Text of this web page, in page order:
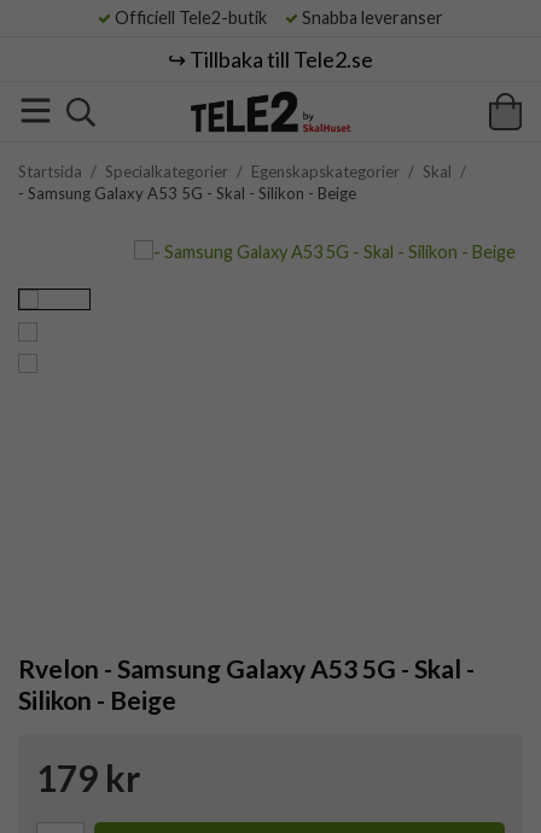
Officiell Tele2-butik Snabba leveranser
↪️ Tillbaka till Tele2.se
Startsida / Specialkategorier / Egenskapskategorier / Skal /
- Samsung Galaxy A53 5G - Skal - Silikon - Beige
Rvelon - Samsung Galaxy A53 5G - Skal -
Silikon - Beige
179 kr